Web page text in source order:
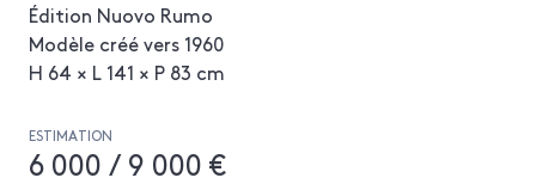
Édition Nuovo Rumo
Modèle créé vers 1960
H 64 × L 141 × P 83 cm
ESTIMATION
6 000 / 9 000 €